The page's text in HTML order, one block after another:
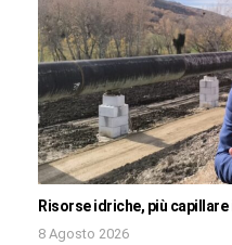
Risorse idriche, più
8 Agosto 2026